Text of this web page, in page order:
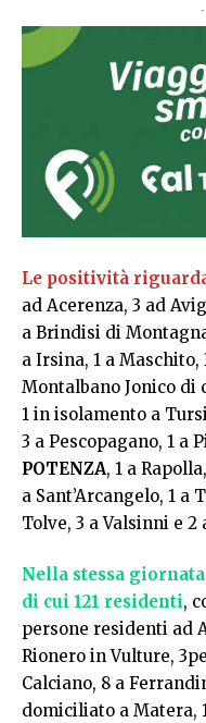
Le positività
ad Acerenza, 3 ad
a Brindisi di
a Irsina, 1 a Maschito,
Montalbano Jonico di
1 in isolamento a
3 a Pescopagano, 1 a
POTENZA, 1 a
a Sant’Arcangelo, 1 a
Tolve, 3 a Valsinni e 2
Nella stessa
di cui 121 residenti,
persone residenti ad
Rionero in Vulture,
Calciano, 8 a
domiciliato a Matera,